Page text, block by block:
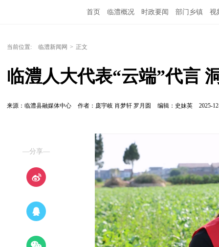
首页 临澧概况 时政要闻 部门乡镇 视
当前位置: 临澧新闻网 > 正文
临澧人大代表“云端”代言
来源：临澧县融媒体中心 作者：庞宇岐 肖梦轩 罗月圆 编辑：史妹英 2025-
—分享—